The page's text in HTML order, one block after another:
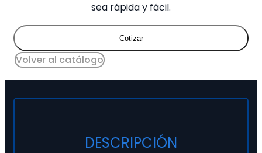
sea rápida y fácil.
Cotizar
Volver al catálogo
DESCRIPCIÓN